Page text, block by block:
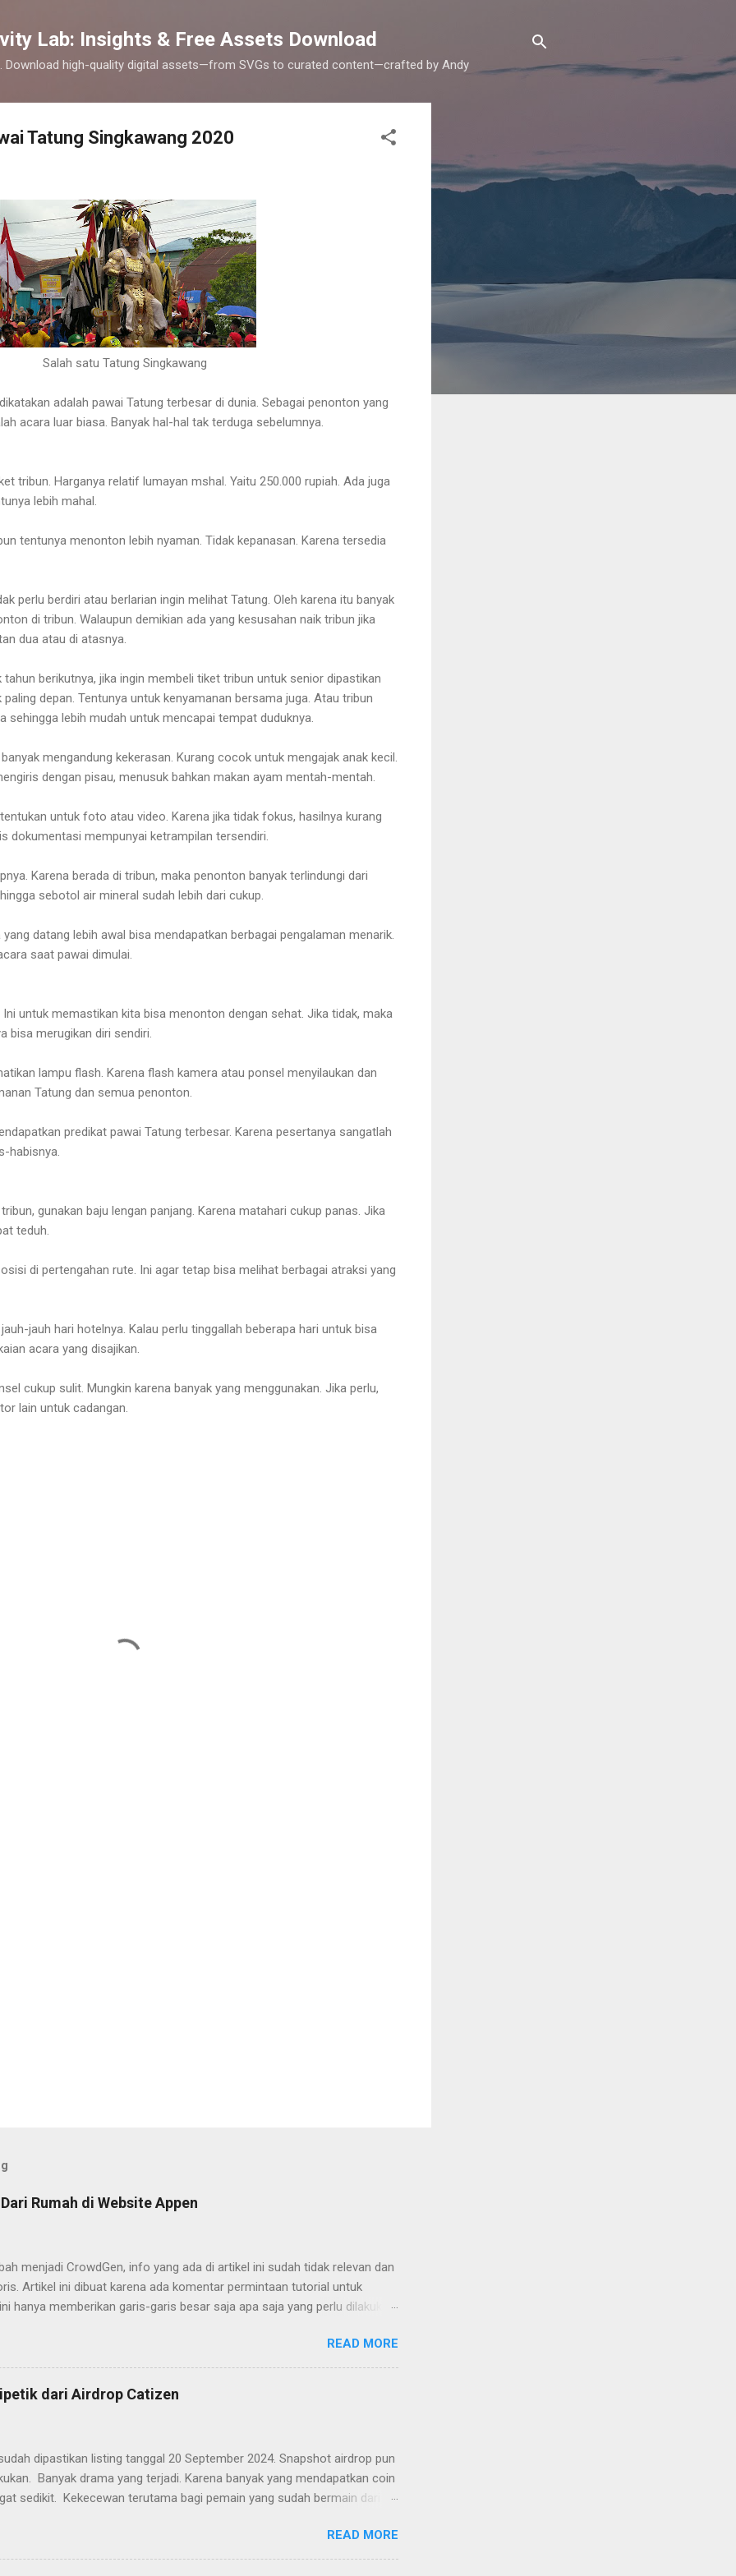
Lab: Insights & Free Assets Download
Download high-quality digital assets—from SVGs to curated content—crafted by Andy
Tatung Singkawang 2020
Salah satu Tatung Singkawang
adalah pawai Tatung terbesar di dunia. Sebagai penonton yang
acara luar biasa. Banyak hal-hal tak terduga sebelumnya.
tribun. Harganya relatif lumayan mshal. Yaitu 250.000 rupiah. Ada juga
lebih mahal.
tentunya menonton lebih nyaman. Tidak kepanasan. Karena tersedia
perlu berdiri atau berlarian ingin melihat Tatung. Oleh karena itu banyak
di tribun. Walaupun demikian ada yang kesusahan naik tribun jika
dua atau di atasnya.
berikutnya, jika ingin membeli tiket tribun untuk senior dipastikan
depan. Tentunya untuk kenyamanan bersama juga. Atau tribun
sehingga lebih mudah untuk mencapai tempat duduknya.
mengandung kekerasan. Kurang cocok untuk mengajak anak kecil.
dengan pisau, menusuk bahkan makan ayam mentah-mentah.
untuk foto atau video. Karena jika tidak fokus, hasilnya kurang
dokumentasi mempunyai ketrampilan tersendiri.
Karena berada di tribun, maka penonton banyak terlindungi dari
sebotol air mineral sudah lebih dari cukup.
datang lebih awal bisa mendapatkan berbagai pengalaman menarik.
saat pawai dimulai.
Ini untuk memastikan kita bisa menonton dengan sehat. Jika tidak, maka
bisa merugikan diri sendiri.
lampu flash. Karena flash kamera atau ponsel menyilaukan dan
Tatung dan semua penonton.
predikat pawai Tatung terbesar. Karena pesertanya sangatlah
habisnya.
gunakan baju lengan panjang. Karena matahari cukup panas. Jika
teduh.
di pertengahan rute. Ini agar tetap bisa melihat berbagai atraksi yang
jauh hari hotelnya. Kalau perlu tinggallah beberapa hari untuk bisa
acara yang disajikan.
cukup sulit. Mungkin karena banyak yang menggunakan. Jika perlu,
lain untuk cadangan.
Rumah di Website Appen
menjadi CrowdGen, info yang ada di artikel ini sudah tidak relevan dan
Artikel ini dibuat karena ada komentar permintaan tutorial untuk
hanya memberikan garis-garis besar saja apa saja yang perlu dilakukan.
READ MORE
dari Airdrop Catizen
dipastikan listing tanggal 20 September 2024. Snapshot airdrop pun
Banyak drama yang terjadi. Karena banyak yang mendapatkan coin
sedikit. Kekecewan terutama bagi pemain yang sudah bermain dari
rusak. Banyak juga yang senang dengan hasil airdrop, karena
sesuai dengan banyaknya dana yang dikeluarkan selama bermain
READ MORE